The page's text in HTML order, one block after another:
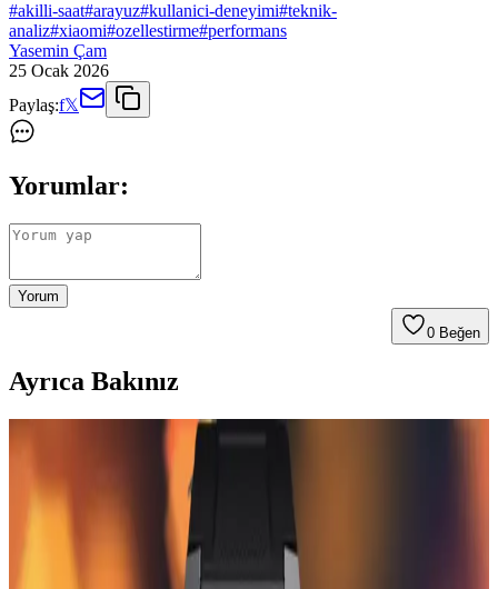
#akilli-saat#arayuz#kullanici-deneyimi#teknik-
analiz#xiaomi#ozellestirme#performans
Yasemin Çam
25 Ocak 2026
Paylaş:f𝕏
Yorumlar:
Yorum
0 Beğen
Ayrıca Bakınız
Günlük Hayatta Kullanılan El Aksesuarları ve
Doğru Seçim İpuçları
Günlük yaşamda sık kullanılan el aksesuarları ve kullanım
ipuçlarıyla tarzınızı yansıtın, fonksiyonelliği artırın ve uzun ömürlü